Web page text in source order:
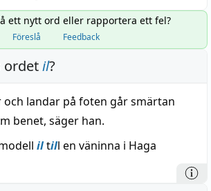
ett nytt ord eller rapportera ett fel?
Föreslå Feedback
ordetil?
och landar på foten går smärtan
benet, säger han.
iltill en väninna i Haga